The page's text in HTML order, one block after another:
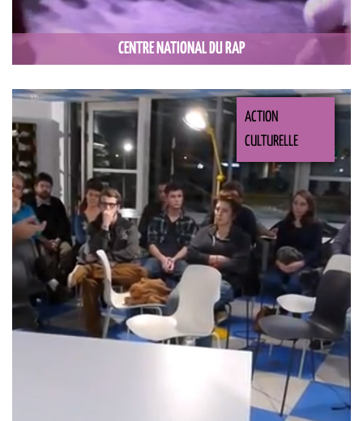
CENTRE NATIONAL DU RAP
ACTION
CULTURELLE